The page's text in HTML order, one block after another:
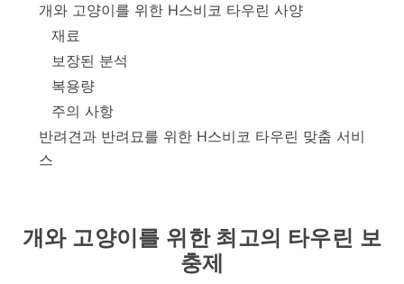
개와 고양이를 위한 H스비코 타우린 사양
재료
보장된 분석
복용량
주의 사항
반려견과 반려묘를 위한 H스비코 타우린 맞춤 서비
스
개와 고양이를 위한 최고의 타우린 보
충제